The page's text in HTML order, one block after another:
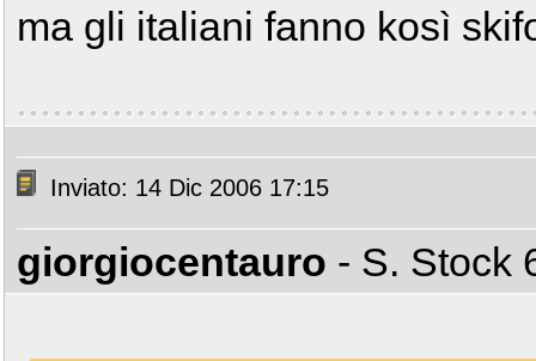
ma gli italiani fanno kosì
Inviato: 14 Dic 2006 17:15
giorgiocentauro - S. Stock